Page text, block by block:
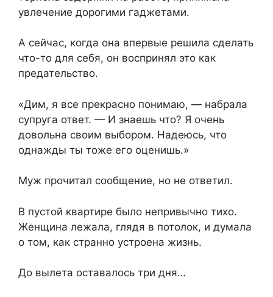
увлечение дорогими гаджетами.
А сейчас, когда она впервые решила сделать
что-то для себя, он воспринял это как
предательство.
«Дим, я все прекрасно понимаю, — набрала
супруга ответ. — И знаешь что? Я очень
довольна своим выбором. Надеюсь, что
однажды ты тоже его оценишь.»
Муж прочитал сообщение, но не ответил.
В пустой квартире было непривычно тихо.
Женщина лежала, глядя в потолок, и думала
о том, как странно устроена жизнь.
До вылета оставалось три дня…